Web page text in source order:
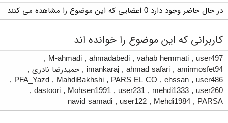
در حال حاضر وجود دارد 0 اعضایی که این موضوع را مشاهده می کنند
کاربرانی که این موضوع را خوانده اند
user497
,
vahab hemmati
,
ahmadabedi
,
M-ahmadi
,
amirmosfet94
,
ahmad safari
,
imankaraj
, حمیدرضا نادری ,
user486
,
ehssan
,
PARS EL CO
,
MahdiBakhshi
,
PFA_Yazd
,
user260
,
mehdi1333
,
user231
,
Mohsen1991
,
dastoori
,
PARSA
,
Mehdi1984
,
user122
,
navid samadi